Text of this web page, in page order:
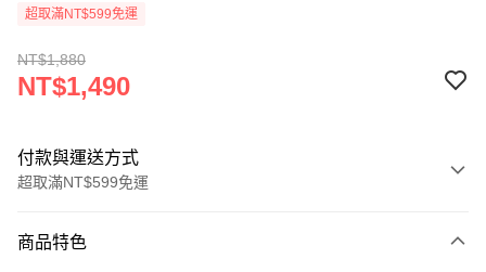
超取滿NT$599免運
NT$1,880
NT$1,490
付款與運送方式
超取滿NT$599免運
信用卡一次付款
商品特色